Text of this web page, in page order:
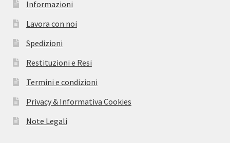
Informazioni
Lavora con noi
Spedizioni
Restituzioni e Resi
Termini e condizioni
Privacy & Informativa Cookies
Note Legali